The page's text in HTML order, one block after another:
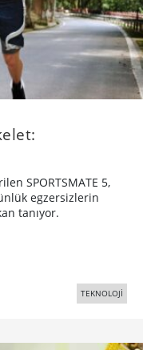
SPORTSMATE 5,
egzersizlerin
tanıyor.
TEKNOLOJİ